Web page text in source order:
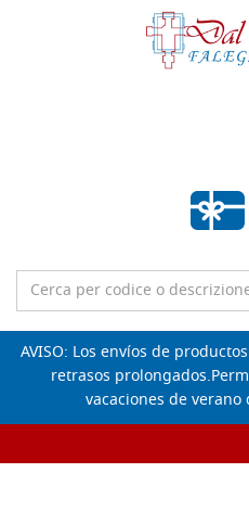
Lista de
AVISO: Los envíos de
retrasos
vacaciones de